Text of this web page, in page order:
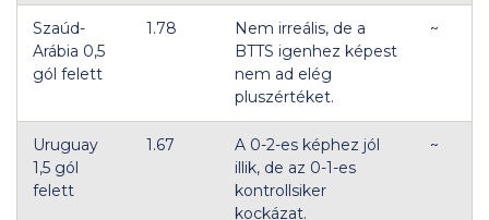
Szaúd-
Arábia 0,5
gól felett
1.78
Nem irreális, de a
BTTS igenhez képest
nem ad elég
pluszértéket.
~
Uruguay
1,5 gól
felett
1.67
A 0-2-es képhez jól
illik, de az 0-1-es
kontrollsiker
kockázat.
~